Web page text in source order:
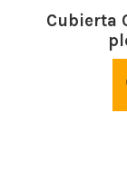
Cubierta